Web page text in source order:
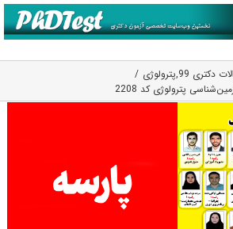
دکتری 99 ,پترولوژی